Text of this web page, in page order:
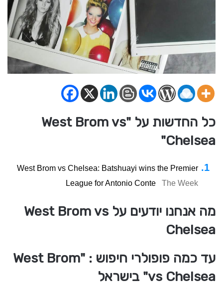
כל החדשות על "West Brom vs
Chelsea"
West Brom vs Chelsea: Batshuayi wins the Premier
League for Antonio Conte
The Week
מה אנחנו יודעים על West Brom vs
Chelsea
עד כמה פופולרי חיפוש : "West Brom
vs Chelsea" בישראל